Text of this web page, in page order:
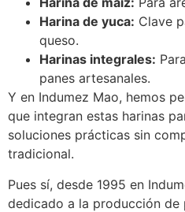
Harina de yuca: Clave
queso.
Harinas integrales:
panes artesanales.
Y en Indumez Mao, hemos
que integran estas harinas
soluciones prácticas sin
tradicional.
Pues sí, desde 1995 en
dedicado a la producción de